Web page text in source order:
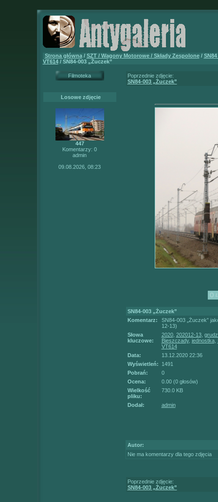
Strona główna/ SZT / Wagony Motorowe / Składy Zespolone/ SN84
VT614/ SN84-003 „Żuczek”
Filmoteka
Losowe zdjęcie
447
Komentarzy: 0
admin
09.08.2026, 08:23
Poprzednie zdjęcie:
SN84-003 „Żuczek”
SN84-003 „Żuczek”
Komentarz:
SN84-003 „Żuczek”
12-13)
Słowa
kluczowe:
2020, 202012-13,
Bieszczady, jednostka,
VT614
Data:
13.12.2020 22:36
Wyświetleń:
1491
Pobrań:
0
Ocena:
0.00 (0 głosów)
Wielkość
pliku:
730.0 KB
Dodał: admin
Autor:
Nie ma komentarzy dla tego zdjęcia
Poprzednie zdjęcie:
SN84-003 „Żuczek”